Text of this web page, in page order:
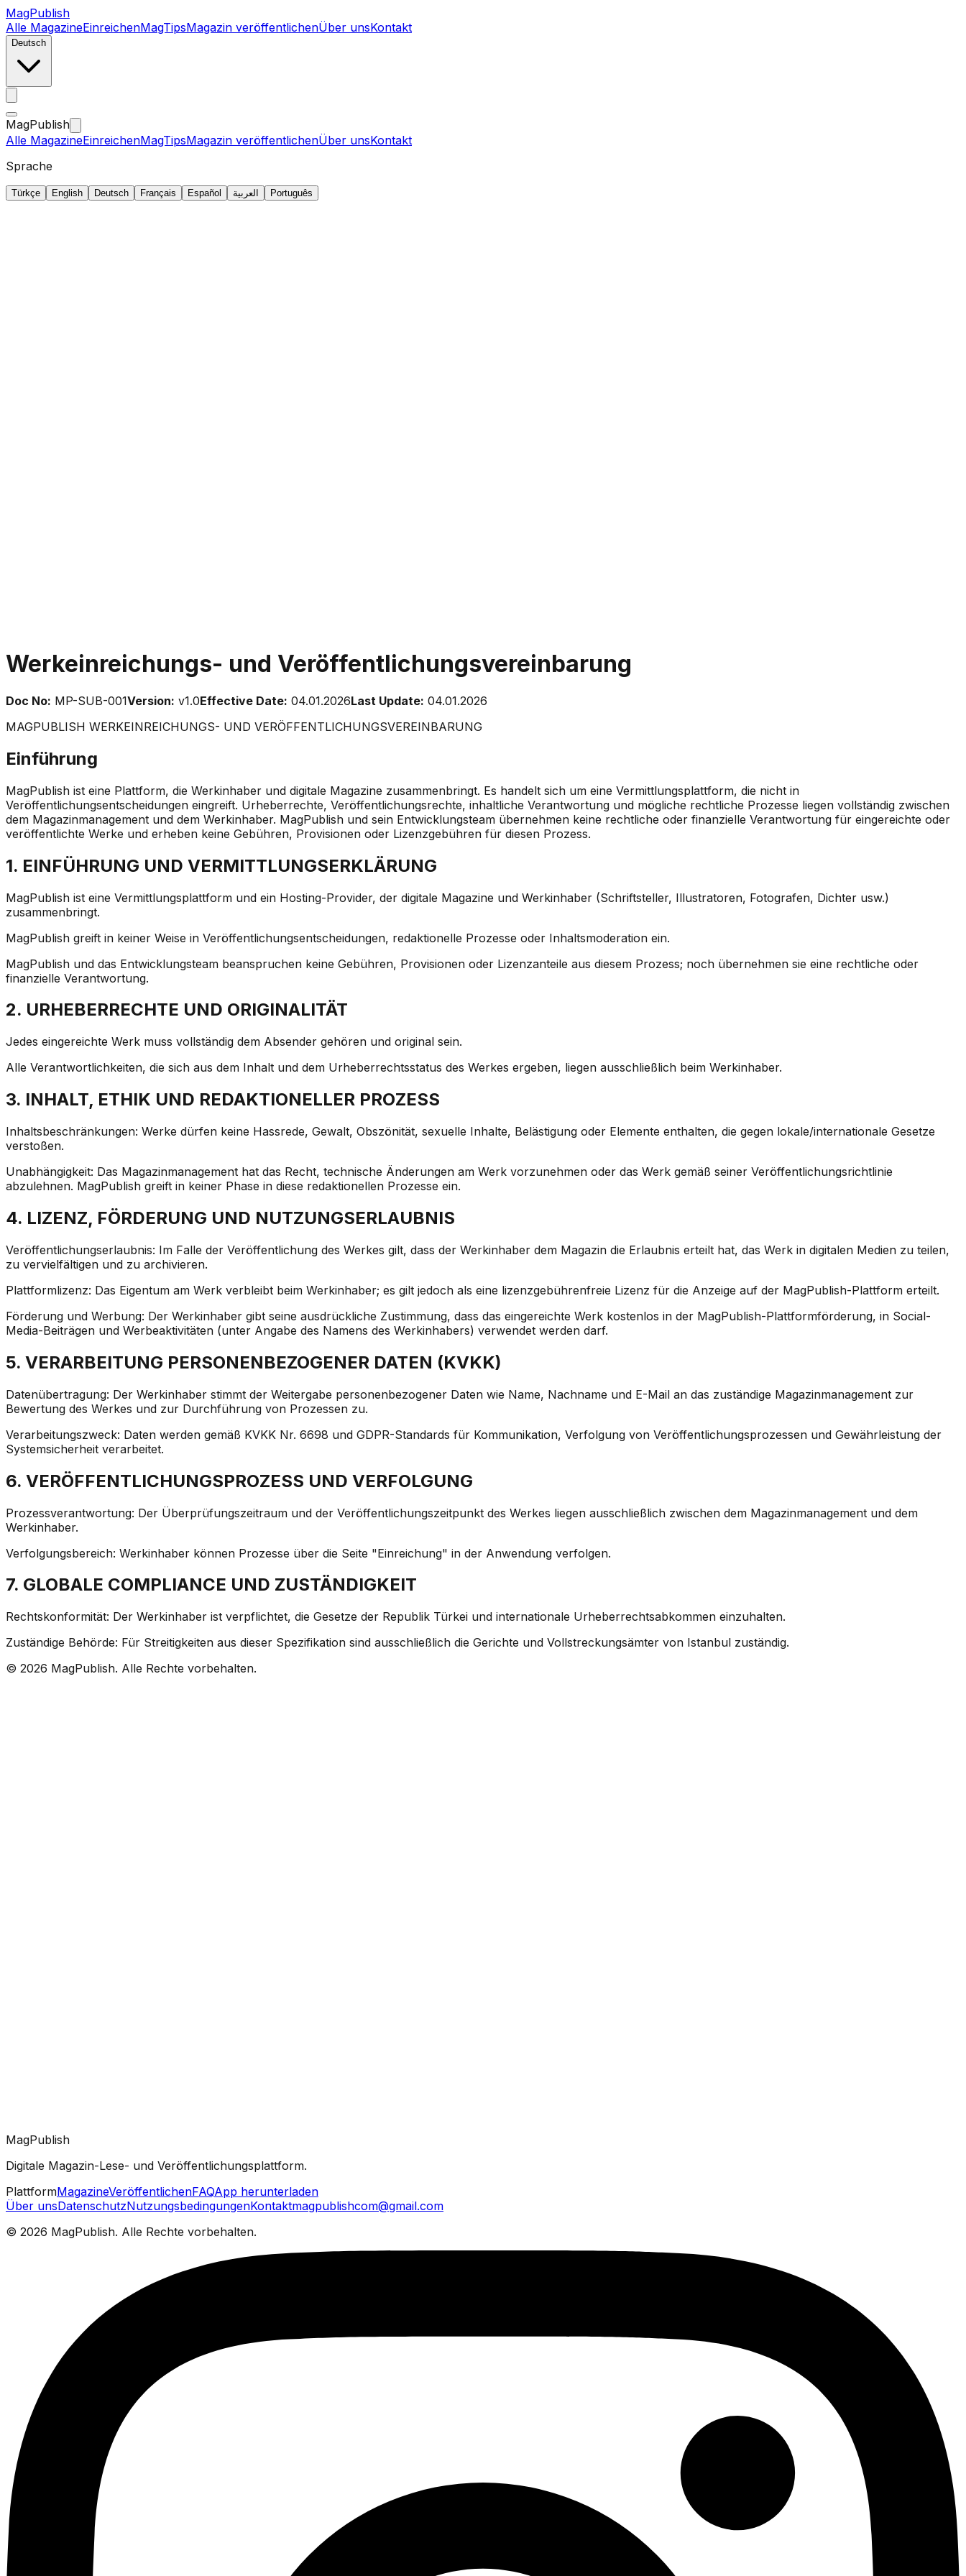
MagPublish
Alle MagazineEinreichenMagTipsMagazin veröffentlichenÜber unsKontakt
Deutsch
MagPublish
Alle MagazineEinreichenMagTipsMagazin veröffentlichenÜber unsKontakt
Sprache
Türkçe English Deutsch Français Español العربية Português
Werkeinreichungs- und Veröffentlichungsvereinbarung
Doc No: MP-SUB-001Version: v1.0Effective Date: 04.01.2026Last Update: 04.01.2026
MAGPUBLISH WERKEINREICHUNGS- UND VERÖFFENTLICHUNGSVEREINBARUNG
Einführung
MagPublish ist eine Plattform, die Werkinhaber und digitale Magazine zusammenbringt. Es handelt sich um eine Vermittlungsplattform, die nicht in
Veröffentlichungsentscheidungen eingreift. Urheberrechte, Veröffentlichungsrechte, inhaltliche Verantwortung und mögliche rechtliche Prozesse liegen vollständig zwischen
dem Magazinmanagement und dem Werkinhaber. MagPublish und sein Entwicklungsteam übernehmen keine rechtliche oder finanzielle Verantwortung für eingereichte oder
veröffentlichte Werke und erheben keine Gebühren, Provisionen oder Lizenzgebühren für diesen Prozess.
1. EINFÜHRUNG UND VERMITTLUNGSERKLÄRUNG
MagPublish ist eine Vermittlungsplattform und ein Hosting-Provider, der digitale Magazine und Werkinhaber (Schriftsteller, Illustratoren, Fotografen, Dichter usw.)
zusammenbringt.
MagPublish greift in keiner Weise in Veröffentlichungsentscheidungen, redaktionelle Prozesse oder Inhaltsmoderation ein.
MagPublish und das Entwicklungsteam beanspruchen keine Gebühren, Provisionen oder Lizenzanteile aus diesem Prozess; noch übernehmen sie eine rechtliche oder
finanzielle Verantwortung.
2. URHEBERRECHTE UND ORIGINALITÄT
Jedes eingereichte Werk muss vollständig dem Absender gehören und original sein.
Alle Verantwortlichkeiten, die sich aus dem Inhalt und dem Urheberrechtsstatus des Werkes ergeben, liegen ausschließlich beim Werkinhaber.
3. INHALT, ETHIK UND REDAKTIONELLER PROZESS
Inhaltsbeschränkungen: Werke dürfen keine Hassrede, Gewalt, Obszönität, sexuelle Inhalte, Belästigung oder Elemente enthalten, die gegen lokale/internationale Gesetze
verstoßen.
Unabhängigkeit: Das Magazinmanagement hat das Recht, technische Änderungen am Werk vorzunehmen oder das Werk gemäß seiner Veröffentlichungsrichtlinie
abzulehnen. MagPublish greift in keiner Phase in diese redaktionellen Prozesse ein.
4. LIZENZ, FÖRDERUNG UND NUTZUNGSERLAUBNIS
Veröffentlichungserlaubnis: Im Falle der Veröffentlichung des Werkes gilt, dass der Werkinhaber dem Magazin die Erlaubnis erteilt hat, das Werk in digitalen Medien zu teilen,
zu vervielfältigen und zu archivieren.
Plattformlizenz: Das Eigentum am Werk verbleibt beim Werkinhaber; es gilt jedoch als eine lizenzgebührenfreie Lizenz für die Anzeige auf der MagPublish-Plattform erteilt.
Förderung und Werbung: Der Werkinhaber gibt seine ausdrückliche Zustimmung, dass das eingereichte Werk kostenlos in der MagPublish-Plattformförderung, in Social-
Media-Beiträgen und Werbeaktivitäten (unter Angabe des Namens des Werkinhabers) verwendet werden darf.
5. VERARBEITUNG PERSONENBEZOGENER DATEN (KVKK)
Datenübertragung: Der Werkinhaber stimmt der Weitergabe personenbezogener Daten wie Name, Nachname und E-Mail an das zuständige Magazinmanagement zur
Bewertung des Werkes und zur Durchführung von Prozessen zu.
Verarbeitungszweck: Daten werden gemäß KVKK Nr. 6698 und GDPR-Standards für Kommunikation, Verfolgung von Veröffentlichungsprozessen und Gewährleistung der
Systemsicherheit verarbeitet.
6. VERÖFFENTLICHUNGSPROZESS UND VERFOLGUNG
Prozessverantwortung: Der Überprüfungszeitraum und der Veröffentlichungszeitpunkt des Werkes liegen ausschließlich zwischen dem Magazinmanagement und dem
Werkinhaber.
Verfolgungsbereich: Werkinhaber können Prozesse über die Seite "Einreichung" in der Anwendung verfolgen.
7. GLOBALE COMPLIANCE UND ZUSTÄNDIGKEIT
Rechtskonformität: Der Werkinhaber ist verpflichtet, die Gesetze der Republik Türkei und internationale Urheberrechtsabkommen einzuhalten.
Zuständige Behörde: Für Streitigkeiten aus dieser Spezifikation sind ausschließlich die Gerichte und Vollstreckungsämter von Istanbul zuständig.
© 2026 MagPublish. Alle Rechte vorbehalten.
MagPublish
Digitale Magazin-Lese- und Veröffentlichungsplattform.
PlattformMagazineVeröffentlichenFAQApp herunterladen
Über unsDatenschutzNutzungsbedingungenKontaktmagpublishcom@gmail.com
© 2026 MagPublish. Alle Rechte vorbehalten.